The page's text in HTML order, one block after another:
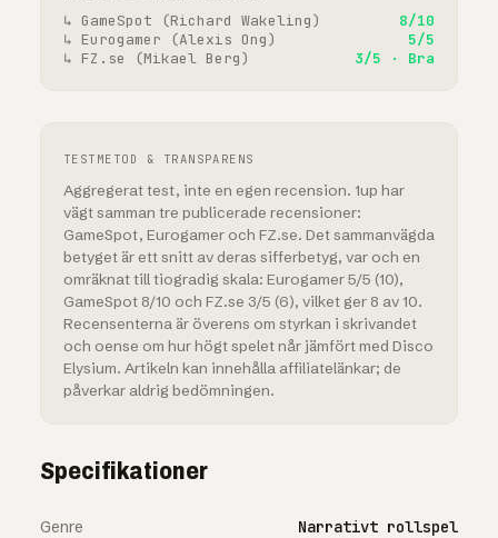
↳ GameSpot (Richard Wakeling)
8/10
↳ Eurogamer (Alexis Ong)
5/5
↳ FZ.se (Mikael Berg)
3/5 · Bra
TESTMETOD & TRANSPARENS
Aggregerat test, inte en egen recension. 1up har
vägt samman tre publicerade recensioner:
GameSpot, Eurogamer och FZ.se. Det sammanvägda
betyget är ett snitt av deras sifferbetyg, var och en
omräknat till tiogradig skala: Eurogamer 5/5 (10),
GameSpot 8/10 och FZ.se 3/5 (6), vilket ger 8 av 10.
Recensenterna är överens om styrkan i skrivandet
och oense om hur högt spelet når jämfört med Disco
Elysium. Artikeln kan innehålla affiliatelänkar; de
påverkar aldrig bedömningen.
Specifikationer
Genre Narrativt rollspel